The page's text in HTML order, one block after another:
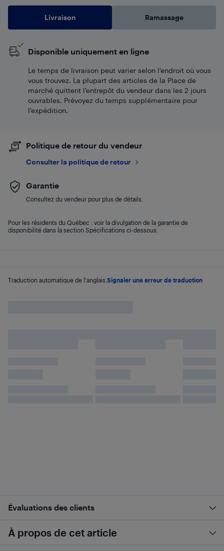
Traduction automatique de l'anglais. Signaler une erreur de traduction
Livraison Ramassage
Disponible uniquement en ligne
Le temps de livraison peut varier selon l'endroit où vous
vous trouvez. La plupart des articles de la Place de
marché quittent l’entrepôt du vendeur dans les 2 jours
ouvrables. Prévoyez du temps supplémentaire pour
l’expédition.
Politique de retour du vendeur
Consulter la politique de retour
Garantie
Consultez du vendeur pour plus de détails.
Pour les résidents du Québec : voir la divulgation de la garantie de
disponibilité dans la section Spécifications ci-dessous.
Évaluations des clients
À propos de cet article